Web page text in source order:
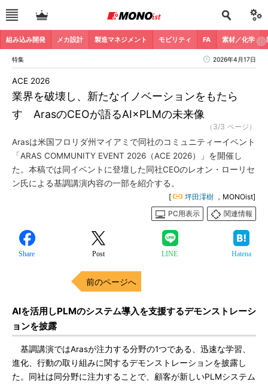
組み込み開発 メカ設計 製造マネジメント モビリティ FA 素材／化学
特集 2026年4月17日
業界を破壊し、新たなイノベーションをもたら
す ArasのCEOが語るAI×PLMの未来像
ACE 2026
（3/3 ページ）
Arasは米国フロリダ州マイアミで同社のコミュニティーイベント
「ARAS COMMUNITY EVENT 2026（ACE 2026）」を開催し
た。本稿では同イベントに登壇した同社CEOのレオン・ローリセ
ン氏による基調講演内容の一部を紹介する。
[ 坪田澪樹 ，MONOist]
PC用表示
関連情報
Share Post LINE Hatena
前のページへ
AIを活用しPLMのシステム導入を支援するデモンストレーシ
ョンを披露
基調講演ではArasが注力する分野の1つである、迅速な学習、
進化、行動の取り組みに関するデモンストレーションを披露し
た。同社は同分野に注力することで、顧客が新しいPLMシステム